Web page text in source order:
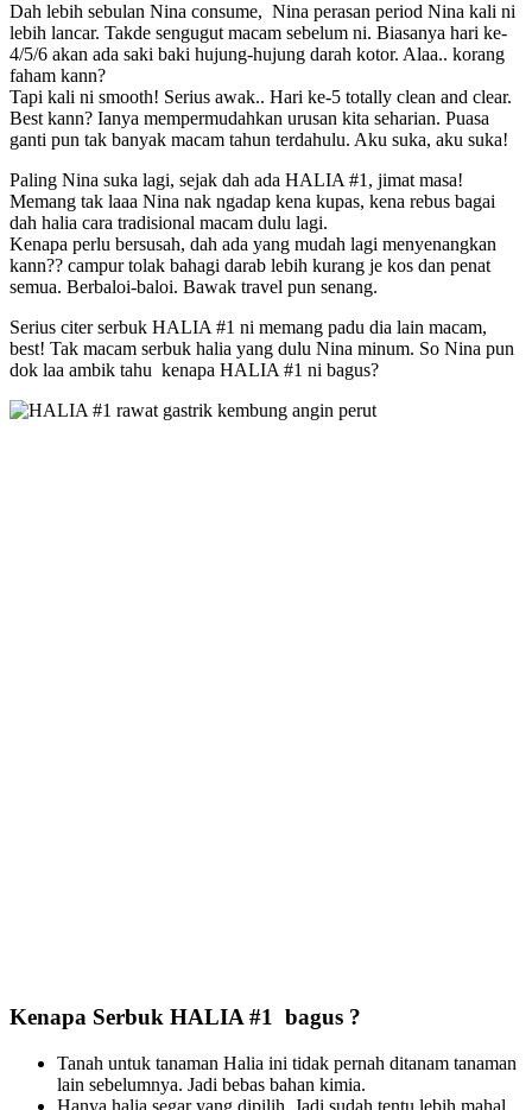
Dah lebih sebulan Nina consume, Nina perasan period Nina kali ni
lebih lancar. Takde sengugut macam sebelum ni. Biasanya hari ke-
4/5/6 akan ada saki baki hujung-hujung darah kotor. Alaa.. korang
faham kann?
Tapi kali ni smooth! Serius awak.. Hari ke-5 totally clean and clear.
Best kann? Ianya mempermudahkan urusan kita seharian. Puasa
ganti pun tak banyak macam tahun terdahulu. Aku suka, aku suka!
Paling Nina suka lagi, sejak dah ada HALIA #1, jimat masa!
Memang tak laaa Nina nak ngadap kena kupas, kena rebus bagai
dah halia cara tradisional macam dulu lagi.
Kenapa perlu bersusah, dah ada yang mudah lagi menyenangkan
kann?? campur tolak bahagi darab lebih kurang je kos dan penat
semua. Berbaloi-baloi. Bawak travel pun senang.
Serius citer serbuk HALIA #1 ni memang padu dia lain macam,
best! Tak macam serbuk halia yang dulu Nina minum. So Nina pun
dok laa ambik tahu kenapa HALIA #1 ni bagus?
Kenapa Serbuk HALIA #1 bagus ?
Tanah untuk tanaman Halia ini tidak pernah ditanam tanaman
lain sebelumnya. Jadi bebas bahan kimia.
Hanya halia segar yang dipilih. Jadi sudah tentu lebih mahal